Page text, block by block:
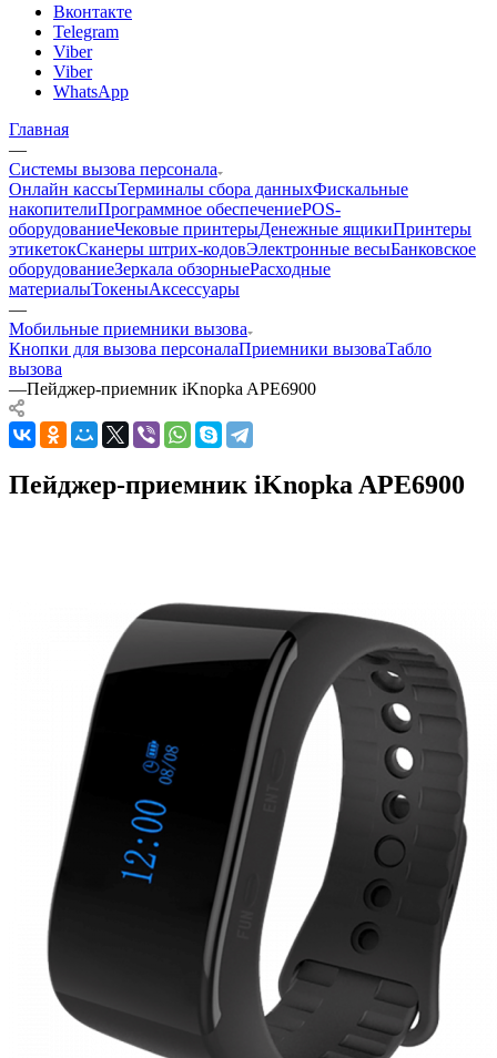
Вконтакте
Telegram
Viber
Viber
WhatsApp
Главная
—
Системы вызова персонала
Онлайн кассыТерминалы сбора данныхФискальные
накопителиПрограммное обеспечениеPOS-
оборудованиеЧековые принтерыДенежные ящикиПринтеры
этикетокСканеры штрих-кодовЭлектронные весыБанковское
оборудованиеЗеркала обзорныеРасходные
материалыТокеныАксессуары
—
Мобильные приемники вызова
Кнопки для вызова персоналаПриемники вызоваТабло
вызова
—Пейджер-приемник iKnopka APE6900
Пейджер-приемник iKnopka APE6900